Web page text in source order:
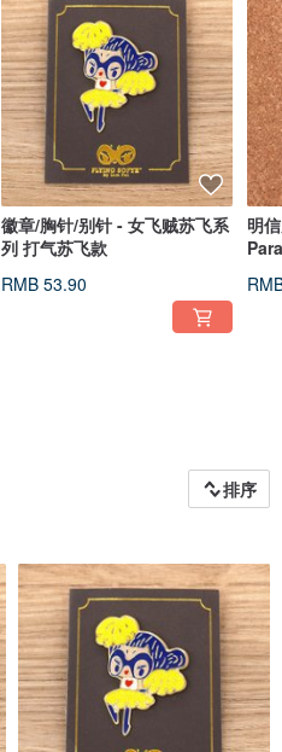
徽章/胸针/别针 - 女飞贼苏飞系
列 打气苏飞款
RMB 53.90
明信
排序